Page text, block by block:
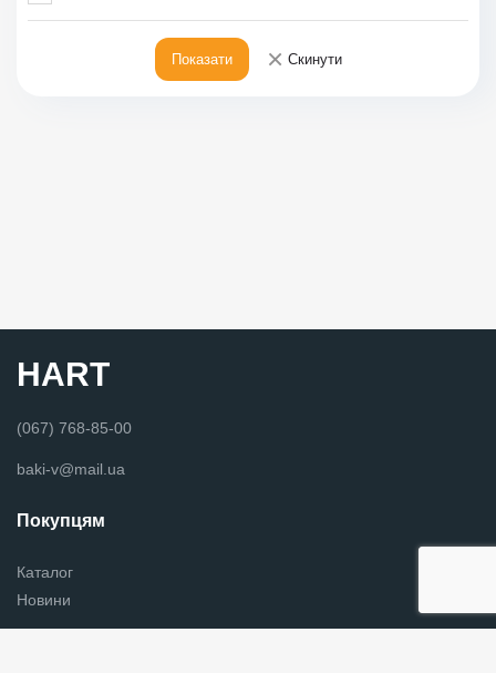
Показати × Скинути
HART
(067) 768-85-00
baki-v@mail.ua
Покупцям
Каталог
Новини